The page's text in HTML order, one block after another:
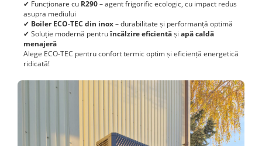
✔ Funcționare cu R290– agent frigorific ecologic, cu impact redus
asupra mediului
✔ Boiler ECO-TEC din inox– durabilitate și performanță optimă
✔ Soluție modernă pentruîncălzire eficientăși apă caldă
menajeră
Alege ECO-TEC pentru confort termic optim și eficiență energetică
ridicată!